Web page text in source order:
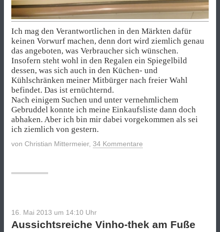
Ich mag den Verantwortlichen in den Märkten dafür
keinen Vorwurf machen, denn dort wird ziemlich genau
das angeboten, was Verbraucher sich wünschen.
Insofern steht wohl in den Regalen ein Spiegelbild
dessen, was sich auch in den Küchen- und
Kühlschränken meiner Mitbürger nach freier Wahl
befindet. Das ist ernüchternd.
Nach einigem Suchen und unter vernehmlichem
Gebruddel konnte ich meine Einkaufsliste dann doch
abhaken. Aber ich bin mir dabei vorgekommen als sei
ich ziemlich von gestern.
von Christian Mittermeier, 34 Kommentare
16. Mai 2013 um 14:10 Uhr
Aussichtsreiche Vinho-thek am Fuße